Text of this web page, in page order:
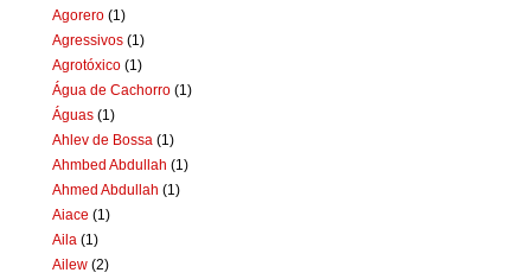
Agorero (1)
Agressivos (1)
Agrotóxico (1)
Água de Cachorro (1)
Águas (1)
Ahlev de Bossa (1)
Ahmbed Abdullah (1)
Ahmed Abdullah (1)
Aiace (1)
Aila (1)
Ailew (2)